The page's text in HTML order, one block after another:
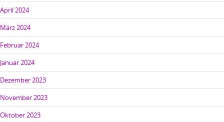
April 2024
März 2024
Februar 2024
Januar 2024
Dezember 2023
November 2023
Oktober 2023